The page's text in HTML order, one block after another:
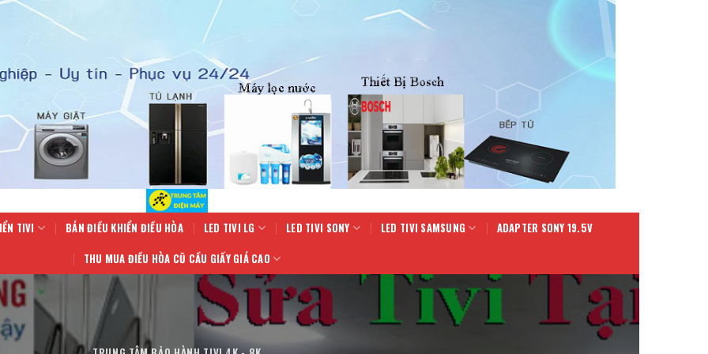
TIVI BÁN ĐIỀU KHIỂN ĐIỀU HÒA LED TIVI LG LED TIVI SONY LED TIVI SAMSUNG ADAPTER SONY 19.5V
THU MUA ĐIỀU HÒA CŨ CẦU GIẤY GIÁ CAO